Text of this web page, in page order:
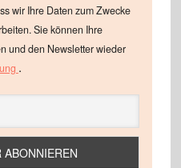
wir Ihre Daten zum Zwecke
Sie können Ihre
und den Newsletter wieder
.